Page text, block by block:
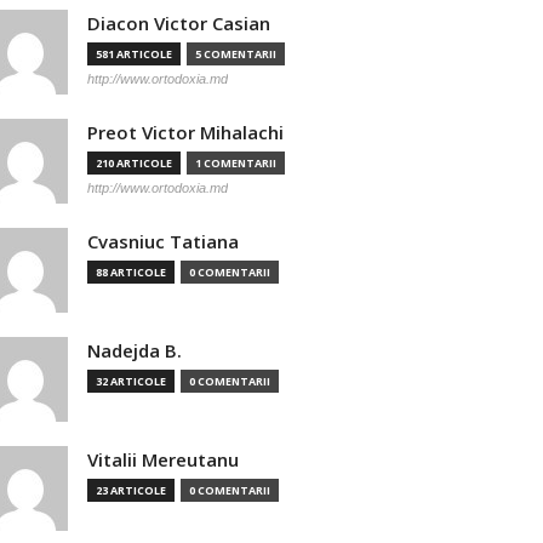
Diacon Victor Casian
581 ARTICOLE 5 COMENTARII
http://www.ortodoxia.md
Preot Victor Mihalachi
210 ARTICOLE 1 COMENTARII
http://www.ortodoxia.md
Cvasniuc Tatiana
88 ARTICOLE 0 COMENTARII
Nadejda B.
32 ARTICOLE 0 COMENTARII
Vitalii Mereutanu
23 ARTICOLE 0 COMENTARII